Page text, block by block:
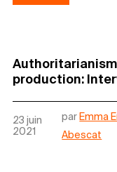
production:
23 juin
2021
par Emma
Abescat